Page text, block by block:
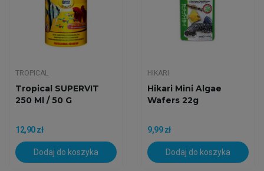
TROPICAL
Tropical SUPERVIT
250 Ml / 50 G
12,90 zł
Dodaj do koszyka
HIKARI
Hikari Mini Algae
Wafers 22g
9,99 zł
Dodaj do koszyka